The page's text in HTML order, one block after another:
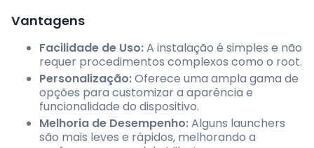
Vantagens
Facilidade de Uso:A instalação é simples e não
requer procedimentos complexos como o root.
Personalização:Oferece uma ampla gama de
opções para customizar a aparência e
funcionalidade do dispositivo.
Melhoria de Desempenho:Alguns launchers
são mais leves e rápidos, melhorando a